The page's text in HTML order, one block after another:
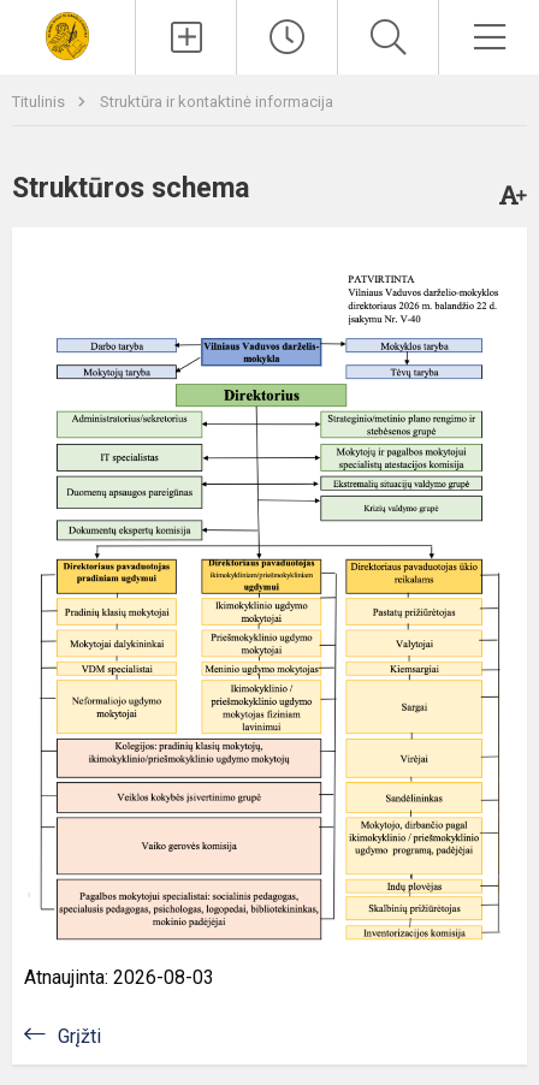
Titulinis Struktūra ir kontaktinė informacija
Struktūros schema
Atnaujinta: 2026-08-03
Grįžti